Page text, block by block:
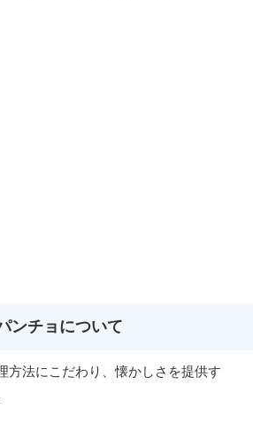
ンチョについて
方法にこだわり、懐かしさを提供す